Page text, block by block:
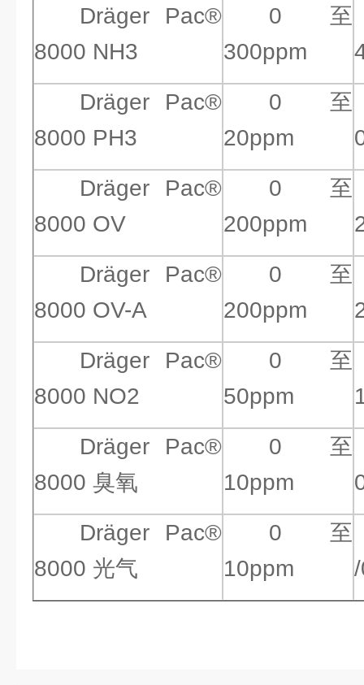
Dräger Pac®
8000 NH3
0 至
300ppm
Dräger Pac®
8000 PH3
0 至
20ppm
Dräger Pac®
8000 OV
0 至
200ppm
Dräger Pac®
8000 OV-A
0 至
200ppm
Dräger Pac®
8000 NO2
0 至
50ppm
Dräger Pac®
8000 臭氧
0 至
10ppm
Dräger Pac®
8000 光气
0 至
10ppm